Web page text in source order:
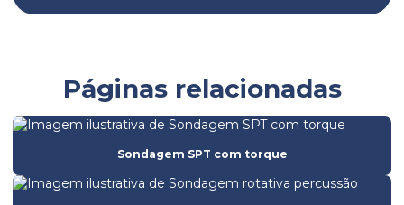
Batimetria empresas
Batimetria de lagos
Empresa de análise de solo
Páginas relacionadas
Sondagem SPT com torque